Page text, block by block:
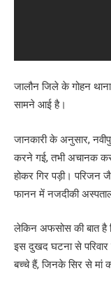
जालौन जिले के गोहन
सामने आई है।
जानकारी के अनुसार,
करने गई, तभी अचानक
होकर गिर पड़ी। परिजन
फानन में नजदीकी
लेकिन अफसोस की बात है
इस दुखद घटना से परिवार
बच्चे हैं, जिनके सिर से मां